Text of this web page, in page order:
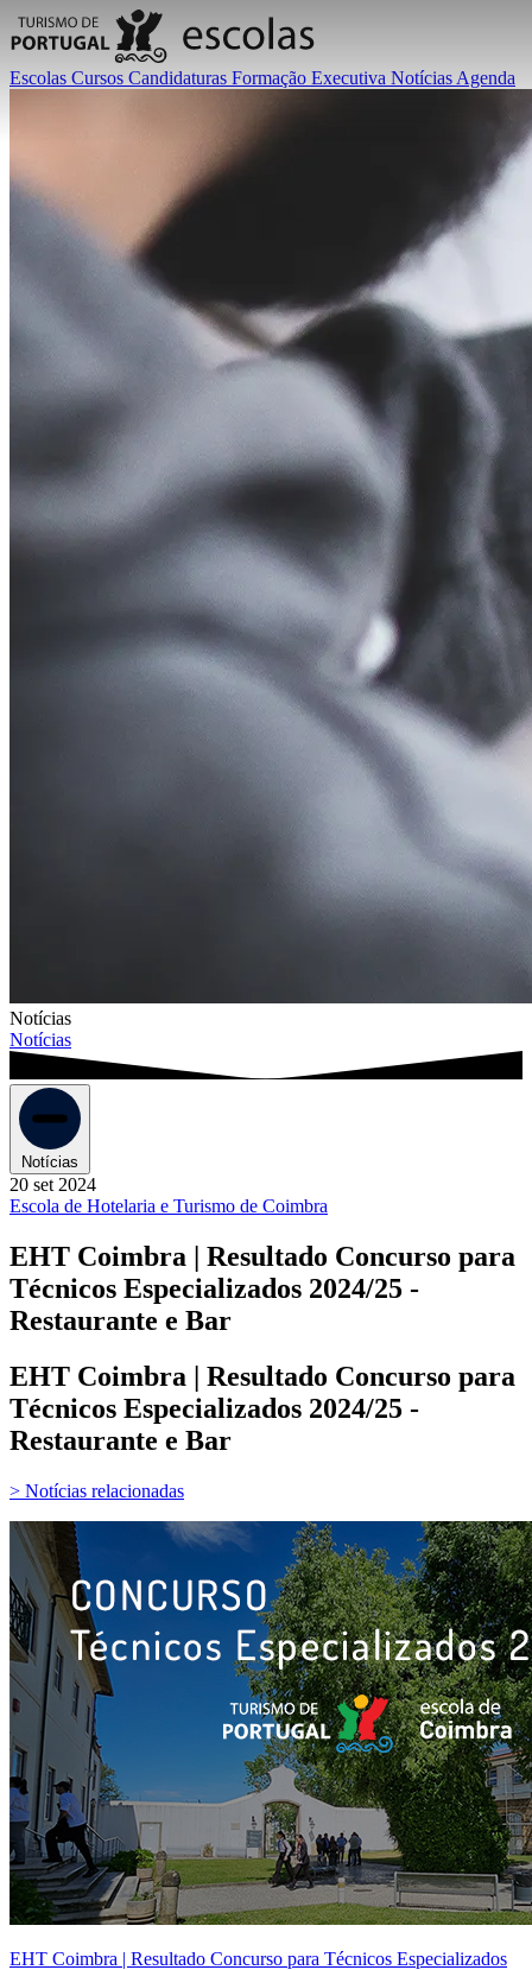
Escolas Cursos Candidaturas Formação Executiva Notícias Agenda
Notícias
Notícias
Notícias
20 set 2024
Escola de Hotelaria e Turismo de Coimbra
EHT Coimbra | Resultado Concurso para
Técnicos Especializados 2024/25 -
Restaurante e Bar
EHT Coimbra | Resultado Concurso para
Técnicos Especializados 2024/25 -
Restaurante e Bar
> Notícias relacionadas
EHT Coimbra | Resultado Concurso para Técnicos Especializados